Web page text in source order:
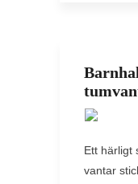
Ett härligt
vantar